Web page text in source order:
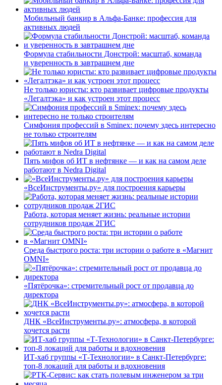
Мобильный банкир в Альфа-Банке: профессия для
активных людей
Формула стабильности Донстрой: масштаб, команда
и уверенность в завтрашнем дне
Не только юристы: кто развивает цифровые продукты
«Легалтэка» и как устроен этот процесс
Симфония профессий в Sminex: почему здесь интересно
не только строителям
Пять мифов об ИТ в нефтянке — и как на самом деле
работают в Nedra Digital
«ВсеИнструменты.ру» для построения карьеры
Работа, которая меняет жизнь: реальные истории
сотрудников продаж 2ГИС
Среда быстрого роста: три истории о работе в «Магнит
OMNI»
«Пятёрочка»: стремительный рост от продавца до
директора
ДНК «ВсеИнструменты.ру»: атмосфера, в которой
хочется расти
ИТ-хаб группы «Т-Технологии» в Санкт-Петербурге:
топ-8 локаций для работы и вдохновения